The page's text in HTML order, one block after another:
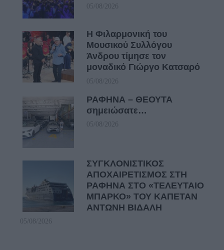
05/08/2026
Η Φιλαρμονική του
Μουσικού Συλλόγου
Άνδρου τίμησε τον
μοναδικό Γιώργο Κατσαρό
05/08/2026
ΡΑΦΗΝΑ – ΘΕΟΥΤΑ
σημειώσατε…
05/08/2026
ΣΥΓΚΛΟΝΙΣΤΙΚΟΣ
ΑΠΟΧΑΙΡΕΤΙΣΜΟΣ ΣΤΗ
ΡΑΦΗΝΑ ΣΤΟ «ΤΕΛΕΥΤΑΙΟ
ΜΠΑΡΚΟ» ΤΟΥ ΚΑΠΕΤΑΝ
ΑΝΤΩΝΗ ΒΙΔΑΛΗ
05/08/2026